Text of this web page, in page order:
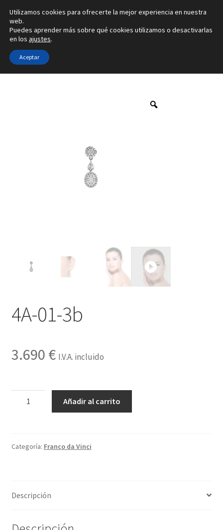
Ir
a
la
navegación
Ir
al
contenido
Inicio
Inicio Marca
4A-01-3b
3.690 € I.V.A. incluido
Añadir al carrito
Categoría: Franco da Vinci
Descripción
Utilizamos cookies para ofrecerte la mejor experiencia en nuestra
web.
Puedes aprender más sobre qué cookies utilizamos o desactivarlas
en los ajustes.
Aceptar